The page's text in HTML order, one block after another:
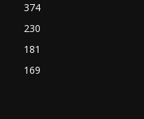
374
230
181
169